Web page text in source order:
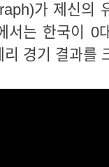
가 제신의
서는 한국이 0
리 경기 결과를